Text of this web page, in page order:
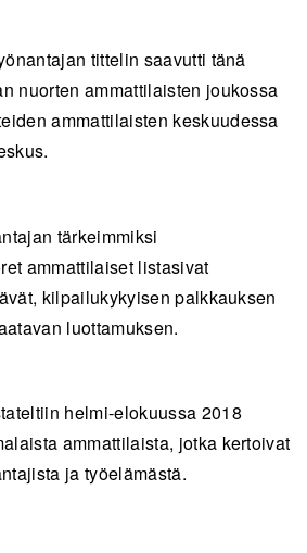
tittelin saavutti tänä
nuorten ammattilaisten joukossa
ammattilaisten keskuudessa
tärkeimmiksi
ammattilaiset listasivat
kilpailukykyisen palkkauksen
luottamuksen.
helmi-elokuussa 2018
ammattilaista, jotka kertoivat
ja työelämästä.